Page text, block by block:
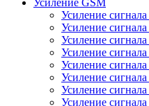
Усиление GSM
Усиление
Усиление
Усиление
Усиление
Усиление
Усиление
Усиление
Усиление